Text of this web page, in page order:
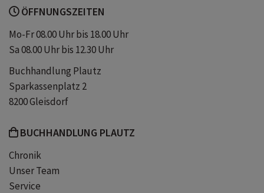
ÖFFNUNGSZEITEN
Mo-Fr 08.00 Uhr bis 18.00 Uhr
Sa 08.00 Uhr bis 12.30 Uhr
Buchhandlung Plautz
Sparkassenplatz 2
8200 Gleisdorf
BUCHHANDLUNG PLAUTZ
Chronik
Unser Team
Service